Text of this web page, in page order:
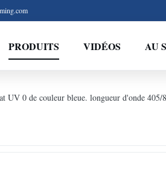
PRODUITS VIDÉOS AU
UV 0 de couleur bleue. longueur d'onde